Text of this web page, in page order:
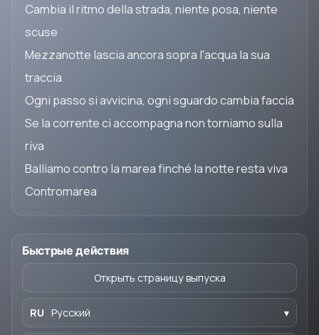
Быстрые действия
Открыть страницу выпуска
RU Русский ▾
Cambia il ritmo della strada, niente posa, niente
scuse
Mezzanotte lascia ancora sopra l'acqua la sua
traccia
Ogni passo si avvicina, ogni sguardo cambia faccia
Se la corrente ci accompagna non torniamo sulla
riva
Balliamo contro la marea finché la notte resta viva
Contromarea